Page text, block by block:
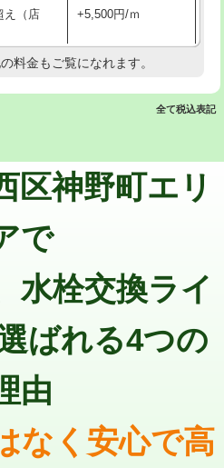
/3ｍ超
し作業） 11,000円~
66,000円
超え）
） 27,500円
）
16,500円
え（店
+5,500円/ｍ
現地調査
+3,300円
清掃・修
11,000円
清掃・修
22,000円
清掃・修
8,800円～
料金もご覧になれます。
全て税込表記
区神野町エリ
で
水栓交換ライ
ばれる4つの
由
なく安心で高